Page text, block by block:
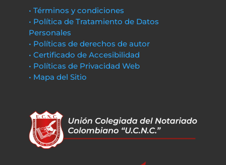
• Términos y condiciones
• Política de Tratamiento de Datos
Personales
• Políticas de derechos de autor
• Certificado de Accesibilidad
• Políticas de Privacidad Web
• Mapa del Sitio